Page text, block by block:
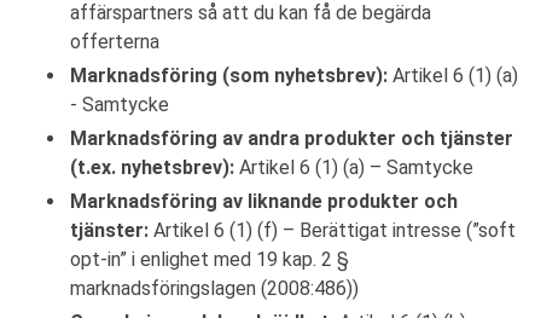
affärspartners så att du kan få de begärda
offerterna
Marknadsföring (som nyhetsbrev): Artikel 6 (1) (a)
- Samtycke
Marknadsföring av andra produkter och tjänster
(t.ex. nyhetsbrev): Artikel 6 (1) (a) – Samtycke
Marknadsföring av liknande produkter och
tjänster: Artikel 6 (1) (f) – Berättigat intresse (”soft
opt-in” i enlighet med 19 kap. 2 §
marknadsföringslagen (2008:486))